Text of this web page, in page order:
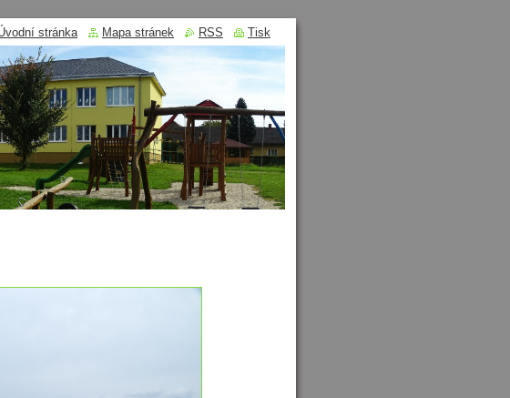
stránka Mapa stránek RSS Tisk